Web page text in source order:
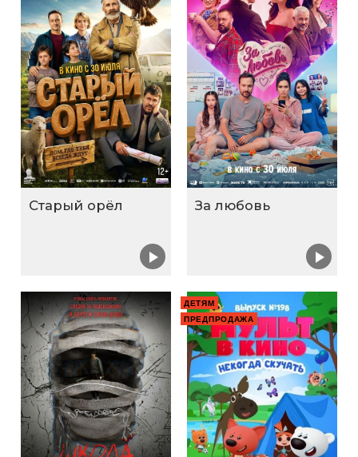
Старый орёл За любовь
ДЕТЯМ
ПРЕДПРОДАЖА